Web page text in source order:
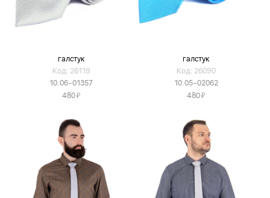
галстук
Код: 26119
10.06-01357
480Я
галстук
Код: 26090
10.05-02062
480Я